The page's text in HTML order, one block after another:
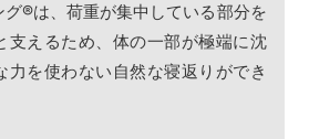
グ®は、荷重が集中している部分を
支えるため、体の一部が極端に沈
力を使わない自然な寝返りができ